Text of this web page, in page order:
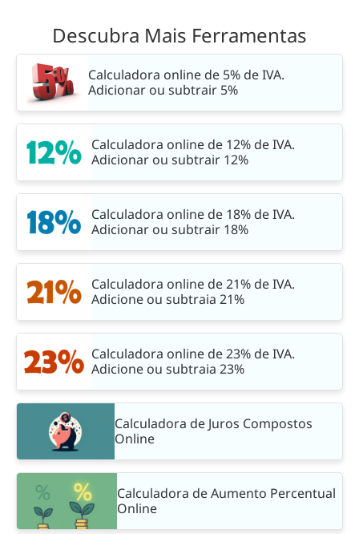
Descubra Mais Ferramentas
Calculadora online de 5% de IVA.
Adicionar ou subtrair 5%
Calculadora online de 12% de IVA.
Adicionar ou subtrair 12%
Calculadora online de 18% de IVA.
Adicionar ou subtrair 18%
Calculadora online de 21% de IVA.
Adicione ou subtraia 21%
Calculadora online de 23% de IVA.
Adicione ou subtraia 23%
Calculadora de Juros Compostos
Online
Calculadora de Aumento Percentual
Online